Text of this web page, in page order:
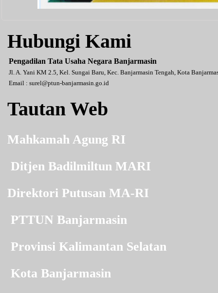
Hubungi Kami
Pengadilan Tata Usaha Negara Banjarmasin
Jl. A. Yani KM 2.5, Kel. Sungai Baru, Kec. Banjarmasin Tengah, Kota
Email : surel@ptun-banjarmasin.go.id
Tautan Web
Mahkamah Agung RI
Ditjen Badilmiltun MARI
Direktori Putusan MA-RI
PTTUN Banjarmasin
Provinsi Kalimantan Selatan
Kota Banjarmasin